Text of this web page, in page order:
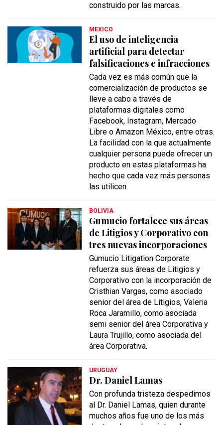
construido por las marcas.
MEXICO
El uso de inteligencia
artificial para detectar
falsificaciones e infracciones
Cada vez es más común que la
comercialización de productos se
lleve a cabo a través de
plataformas digitales como
Facebook, Instagram, Mercado
Libre o Amazon México, entre otras.
La facilidad con la que actualmente
cualquier persona puede ofrecer un
producto en estas plataformas ha
hecho que cada vez más personas
las utilicen.
BOLIVIA
Gumucio fortalece sus áreas
de Litigios y Corporativo con
tres nuevas incorporaciones
Gumucio Litigation Corporate
refuerza sus áreas de Litigios y
Corporativo con la incorporación de
Cristhian Vargas, como asociado
senior del área de Litigios, Valeria
Roca Jaramillo, como asociada
semi senior del área Corporativa y
Laura Trujillo, como asociada del
área Corporativa.
URUGUAY
Dr. Daniel Lamas
Con profunda tristeza despedimos
al Dr. Daniel Lamas, quien durante
muchos años fue uno de los más